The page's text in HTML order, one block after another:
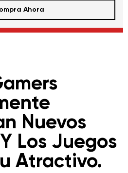
Ahora
Nuevos
Los Juegos
Atractivo.